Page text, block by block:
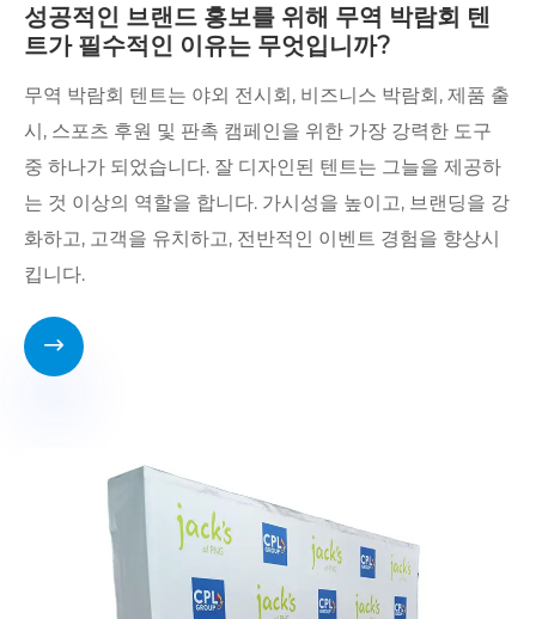
성공적인 브랜드 홍보를 위해 무역 박람회 텐
트가 필수적인 이유는 무엇입니까?
무역 박람회 텐트는 야외 전시회, 비즈니스 박람회, 제품 출
시, 스포츠 후원 및 판촉 캠페인을 위한 가장 강력한 도구
중 하나가 되었습니다. 잘 디자인된 텐트는 그늘을 제공하
는 것 이상의 역할을 합니다. 가시성을 높이고, 브랜딩을 강
화하고, 고객을 유치하고, 전반적인 이벤트 경험을 향상시
킵니다.
